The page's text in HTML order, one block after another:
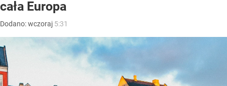
cała Europa
Dodano:wczoraj 5:31